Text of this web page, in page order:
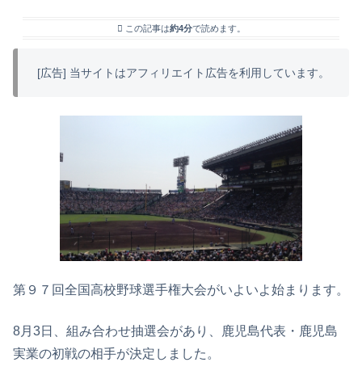
この記事は約4分で読めます。
[広告] 当サイトはアフィリエイト広告を利用しています。
第９７回全国高校野球選手権大会がいよいよ始まります。
8月3日、組み合わせ抽選会があり、鹿児島代表・鹿児島
実業の初戦の相手が決定しました。